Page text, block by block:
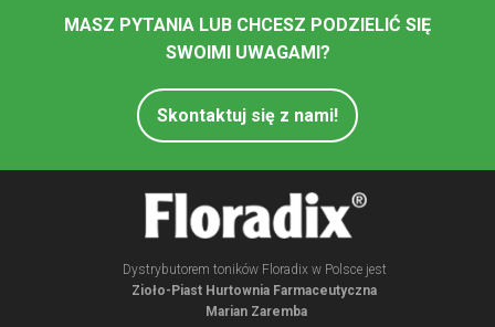
MASZ PYTANIA LUB CHCESZ PODZIELIĆ SIĘ
SWOIMI UWAGAMI?
Skontaktuj się z nami!
Dystrybutorem toników Floradix w Polsce jest
Zioło-Piast Hurtownia Farmaceutyczna
Marian Zaremba